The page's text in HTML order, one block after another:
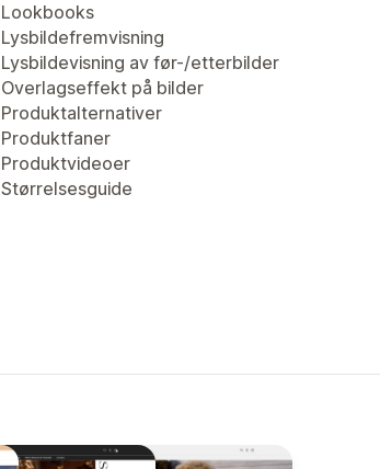
Lookbooks
Lysbildefremvisning
Lysbildevisning av før-/etterbilder
Overlagseffekt på bilder
Produktalternativer
Produktfaner
Produktvideoer
Størrelsesguide